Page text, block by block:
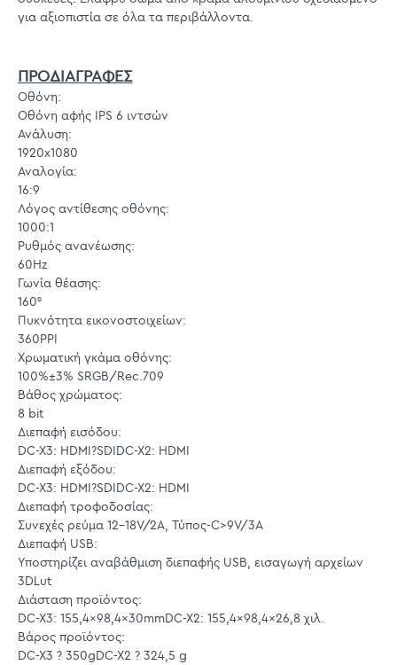
για αξιοπιστία σε όλα τα περιβάλλοντα.
ΠΡΟΔΙΑΓΡΑΦΕΣ
Οθόνη:
Οθόνη αφής IPS 6 ιντσών
Ανάλυση:
1920x1080
Αναλογία:
16:9
Λόγος αντίθεσης οθόνης:
1000:1
Ρυθμός ανανέωσης:
60Hz
Γωνία θέασης:
160°
Πυκνότητα εικονοστοιχείων:
360PPI
Χρωματική γκάμα οθόνης:
100%±3% SRGB/Rec.709
Βάθος χρώματος:
8 bit
Διεπαφή εισόδου:
DC-X3: HDMI?SDIDC-X2: HDMI
Διεπαφή εξόδου:
DC-X3: HDMI?SDIDC-X2: HDMI
Διεπαφή τροφοδοσίας:
Συνεχές ρεύμα 12-18V/2A, Τύπος-C>9V/3A
Διεπαφή USB:
Υποστηρίζει αναβάθμιση διεπαφής USB, εισαγωγή αρχείων
3DLut
Διάσταση προϊόντος:
DC-X3: 155,4x98,4x30mmDC-X2: 155,4x98,4x26,8 χιλ.
Βάρος προϊόντος:
DC-X3 ? 350gDC-X2 ? 324,5 g